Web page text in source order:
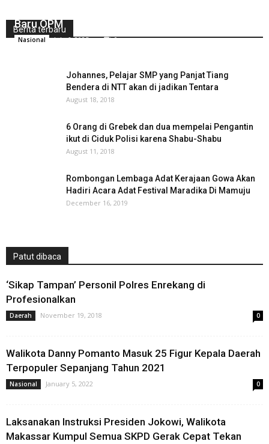
Berita terbaru
Baru OPM
Nasional July 6, 2025 0
Johannes, Pelajar SMP yang Panjat Tiang
Bendera di NTT akan di jadikan Tentara
August 18, 2018
6 Orang di Grebek dan dua mempelai Pengantin
ikut di Ciduk Polisi karena Shabu-Shabu
August 11, 2018
Rombongan Lembaga Adat Kerajaan Gowa Akan
Hadiri Acara Adat Festival Maradika Di Mamuju
December 16, 2019
Patut dibaca
‘Sikap Tampan’ Personil Polres Enrekang di
Profesionalkan
Daerah November 19, 2018 0
Walikota Danny Pomanto Masuk 25 Figur Kepala Daerah
Terpopuler Sepanjang Tahun 2021
Nasional January 5, 2022 0
Laksanakan Instruksi Presiden Jokowi, Walikota
Makassar Kumpul Semua SKPD Gerak Cepat Tekan